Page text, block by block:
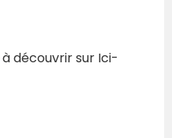
à découvrir sur Ici-